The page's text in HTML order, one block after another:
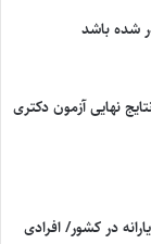
شده باشد
نهایی آزمون دکتری
در کشور/ افرادی